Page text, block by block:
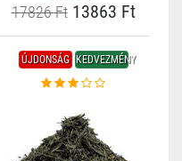
17826 Ft13863 Ft
ÚJDONSÁG KEDVEZMÉNY